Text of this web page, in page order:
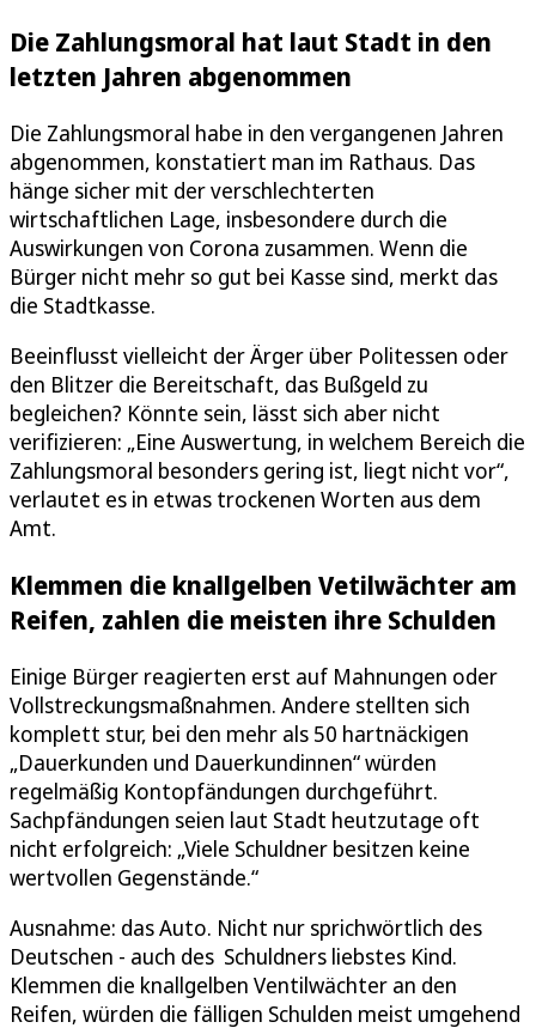
Die Zahlungsmoral hat laut Stadt in den
letzten Jahren abgenommen
Die Zahlungsmoral habe in den vergangenen Jahren
abgenommen, konstatiert man im Rathaus. Das
hänge sicher mit der verschlechterten
wirtschaftlichen Lage, insbesondere durch die
Auswirkungen von Corona zusammen. Wenn die
Bürger nicht mehr so gut bei Kasse sind, merkt das
die Stadtkasse.
Beeinflusst vielleicht der Ärger über Politessen oder
den Blitzer die Bereitschaft, das Bußgeld zu
begleichen? Könnte sein, lässt sich aber nicht
verifizieren: „Eine Auswertung, in welchem Bereich die
Zahlungsmoral besonders gering ist, liegt nicht vor“,
verlautet es in etwas trockenen Worten aus dem
Amt.
Klemmen die knallgelben Vetilwächter am
Reifen, zahlen die meisten ihre Schulden
Einige Bürger reagierten erst auf Mahnungen oder
Vollstreckungsmaßnahmen. Andere stellten sich
komplett stur, bei den mehr als 50 hartnäckigen
„Dauerkunden und Dauerkundinnen“ würden
regelmäßig Kontopfändungen durchgeführt.
Sachpfändungen seien laut Stadt heutzutage oft
nicht erfolgreich: „Viele Schuldner besitzen keine
wertvollen Gegenstände.“
Ausnahme: das Auto. Nicht nur sprichwörtlich des
Deutschen - auch des Schuldners liebstes Kind.
Klemmen die knallgelben Ventilwächter an den
Reifen, würden die fälligen Schulden meist umgehend